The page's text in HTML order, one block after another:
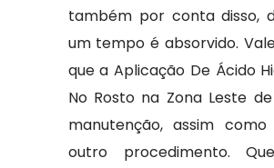
também por conta disso,
um tempo é absorvido.
que a Aplicação De Ácido
No Rosto na Zona Leste
manutenção, assim como
outro procedimento.